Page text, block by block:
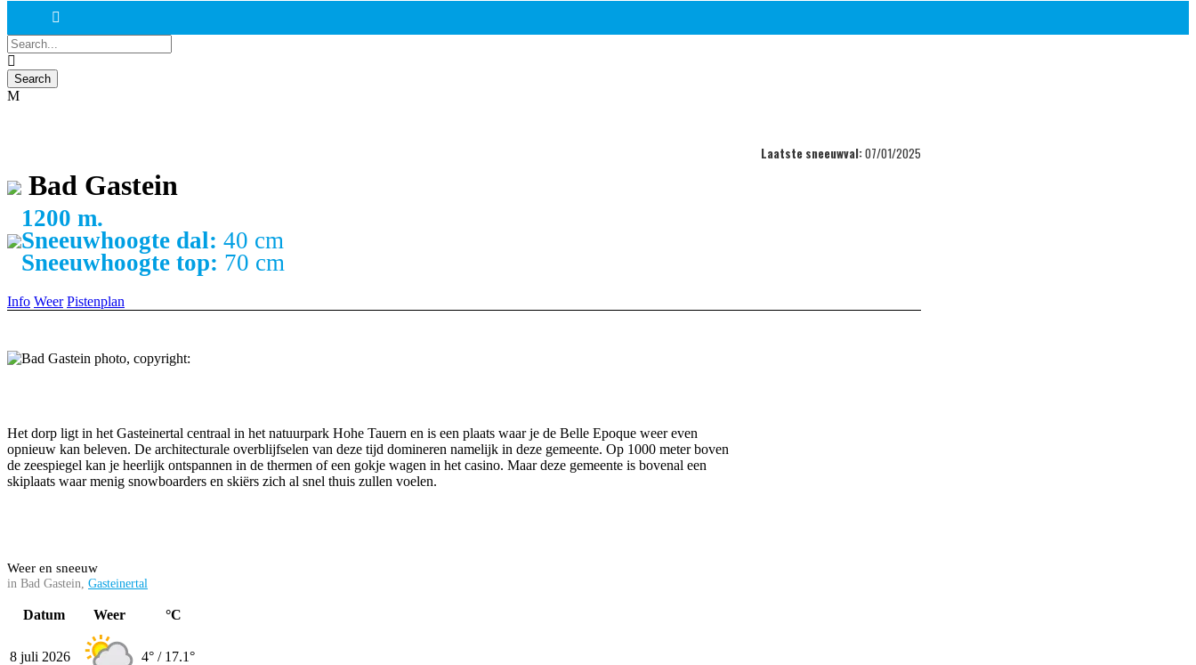
Bad Gastein
1200 m.
Sneeuwhoogte dal: 40 cm
Sneeuwhoogte top: 70 cm
Laatste sneeuwval:07/01/2025
Info Weer Pistenplan
Het dorp ligt in het Gasteinertal centraal in het natuurpark Hohe Tauern en is een plaats waar je de Belle Epoque weer even
opnieuw kan beleven. De architecturale overblijfselen van deze tijd domineren namelijk in deze gemeente. Op 1000 meter boven
de zeespiegel kan je heerlijk ontspannen in de thermen of een gokje wagen in het casino. Maar deze gemeente is bovenal een
skiplaats waar menig snowboarders en skiërs zich al snel thuis zullen voelen.
Weer en sneeuw
in Bad Gastein, Gasteinertal
Datum Weer °C
8 juli 2026 4° / 17.1°